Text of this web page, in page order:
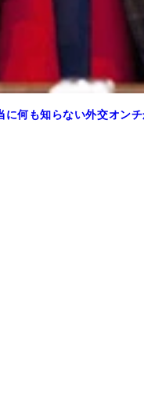
何も知らない外交オンチ